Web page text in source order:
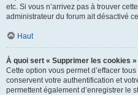
etc. Si vous n’arrivez pas à trouver
administrateur du forum ait désactivé
Haut
À quoi sert « Supprimer les cookies »
Cette option vous permet d’effacer
conservent votre authentification et
permettent également d’enregistrer le